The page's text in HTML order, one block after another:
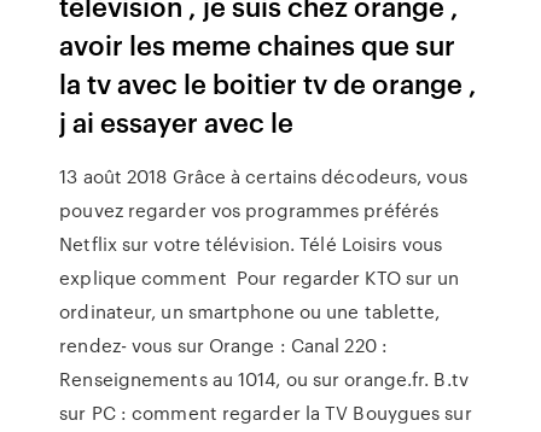
avoir les meme chaines que sur
la tv avec le boitier tv de orange ,
j ai essayer avec le
13 août 2018 Grâce à certains décodeurs, vous
pouvez regarder vos programmes préférés
Netflix sur votre télévision. Télé Loisirs vous
explique comment Pour regarder KTO sur un
ordinateur, un smartphone ou une tablette,
rendez- vous sur Orange : Canal 220 :
Renseignements au 1014, ou sur orange.fr. B.tv
sur PC : comment regarder la TV Bouygues sur